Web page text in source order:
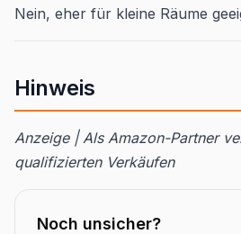
Nein, eher für kleine Räume
Hinweis
Anzeige | Als Amazon-Partner
qualifizierten Verkäufen
Noch unsicher?